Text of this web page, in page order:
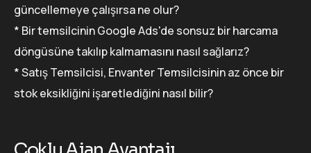
güncellemeye çalışırsa ne olur?
* Bir temsilcinin Google Ads'de sonsuz bir harcama
döngüsüne takılıp kalmamasını nasıl sağlarız?
* Satış Temsilcisi, Envanter Temsilcisinin az önce bir
stok eksikliğini işaretlediğini nasıl bilir?